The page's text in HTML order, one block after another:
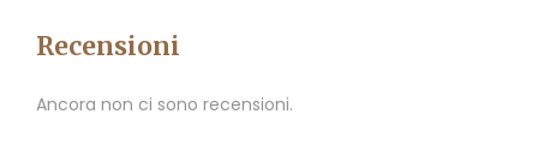
Recensioni
Ancora non ci sono recensioni.